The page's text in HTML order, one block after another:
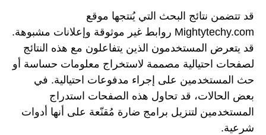
قد تتضمن نتائج البحث التي يُنتجها موقع
Mightytechy.com روابط غير موثوقة وإعلانات مشبوهة.
قد يتعرض المستخدمون الذين يتفاعلون مع هذه النتائج
لصفحات احتيالية مصممة لاستخراج معلومات حساسة أو
حث المستخدمين على إجراء مدفوعات احتيالية. في
بعض الحالات، قد تحاول هذه الصفحات استدراج
المستخدمين لتنزيل برامج ضارة مُقنّعة على أنها أدوات
شرعية.